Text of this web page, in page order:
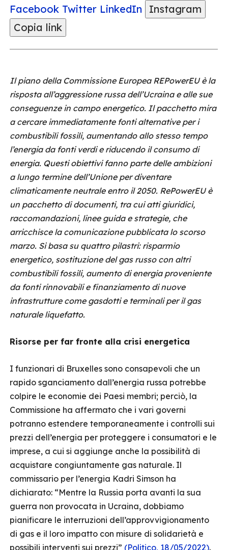
Facebook Twitter LinkedIn
Instagram
Copia link
Il piano della Commissione Europea REPowerEU è la
risposta all’aggressione russa dell’Ucraina e alle sue
conseguenze in campo energetico. Il pacchetto mira
a cercare immediatamente fonti alternative per i
combustibili fossili, aumentando allo stesso tempo
l’energia da fonti verdi e riducendo il consumo di
energia. Questi obiettivi fanno parte delle ambizioni
a lungo termine dell’Unione per diventare
climaticamente neutrale entro il 2050. RePowerEU è
un pacchetto di documenti, tra cui atti giuridici,
raccomandazioni, linee guida e strategie, che
arricchisce la comunicazione pubblicata lo scorso
marzo. Si basa su quattro pilastri: risparmio
energetico, sostituzione del gas russo con altri
combustibili fossili, aumento di energia proveniente
da fonti rinnovabili e finanziamento di nuove
infrastrutture come gasdotti e terminali per il gas
naturale liquefatto.
Risorse per far fronte alla crisi energetica
I funzionari di Bruxelles sono consapevoli che un
rapido sganciamento dall’energia russa potrebbe
colpire le economie dei Paesi membri; perciò, la
Commissione ha affermato che i vari governi
potranno estendere temporaneamente i controlli sui
prezzi dell’energia per proteggere i consumatori e le
imprese, a cui si aggiunge anche la possibilità di
acquistare congiuntamente gas naturale. Il
commissario per l’energia Kadri Simson ha
dichiarato: “Mentre la Russia porta avanti la sua
guerra non provocata in Ucraina, dobbiamo
pianificare le interruzioni dell’approvvigionamento
di gas e il loro impatto con misure di solidarietà e
possibili interventi sui prezzi” (Politico, 18/05/2022).